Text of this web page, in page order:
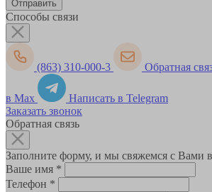
Способы связи
(863) 310-000-3 Обратная
в Max
Написать в Telegram
Заказать звонок
Обратная связь
Заполните форму, и мы свяжемся с Вами
Ваше имя *
Телефон *